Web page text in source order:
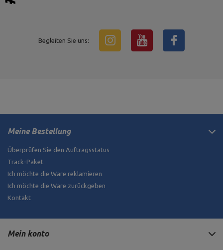
Begleiten Sie uns:
Meine Bestellung
Überprüfen Sie den Auftragsstatus
Track-Paket
Ich möchte die Ware reklamieren
Ich möchte die Ware zurückgeben
Kontakt
Mein konto